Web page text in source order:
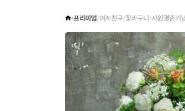
프리미엄/여자친구/꽃바구니 /사원결혼기